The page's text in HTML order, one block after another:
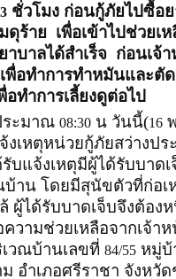
3 ชั่วโมง ก่อนกู้ภัยไปซื้อ
ร้าย เพื่อเข้าไปช่วยเ
าบาลได้สำเร็จ ก่อนเจ้
พื่อทำการทำหมันและตั
ทำการเลี้ยงดูต่อไป
ระมาณ 08:30 น วันนี้(16
งเหตุหน่วยกู้ภัยสว่างปร
บแจ้งเหตุมีผู้ได้รับบาด
าน โดยมีสุนัขตัวที่ก่อเ
ผู้ได้รับบาดเจ็บจึงต้อง
วามช่วยเหลือจากเจ้า
วณบ้านเลขที่ 84/55 หมู่บ้
อำเภอศรีราชา จังหวัด